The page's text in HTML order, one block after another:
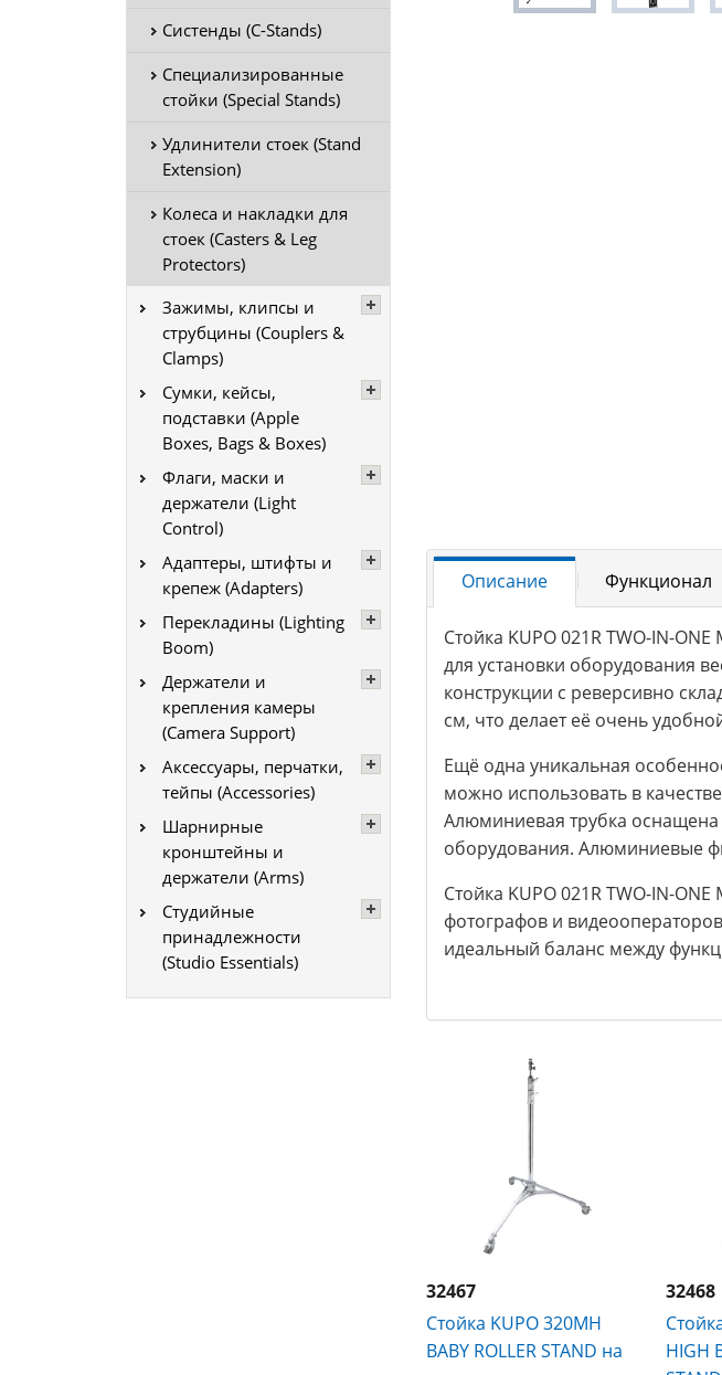
Систенды (C-Stands)
Специализированные
стойки (Special Stands)
Удлинители стоек (Stand
Extension)
Колеса и накладки для
стоек (Casters & Leg
Protectors)
Зажимы, клипсы и
струбцины (Couplers &
Clamps)
Сумки, кейсы,
подставки (Apple
Boxes, Bags & Boxes)
Флаги, маски и
держатели (Light
Control)
Адаптеры, штифты и
крепеж (Adapters)
Перекладины (Lighting
Boom)
Держатели и
крепления камеры
(Camera Support)
Аксессуары, перчатки,
тейпы (Accessories)
Шарнирные
кронштейны и
держатели (Arms)
Студийные
принадлежности
(Studio Essentials)
Описание Функционал
Стойка KUPO 021R TWO-IN-
для установки оборудования
конструкции с реверсивно
см, что делает её очень
Ещё одна уникальная
можно использовать в
Алюминиевая трубка
оборудования. Алюминиевые
Стойка KUPO 021R TWO-IN-
фотографов и
идеальный баланс между
32467
Стойка KUPO 320MH
BABY ROLLER STAND на
32468
HIGH